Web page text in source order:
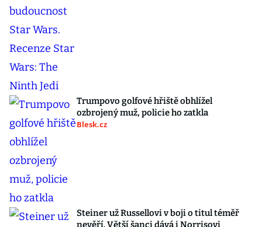
Trumpovo golfové hřiště obhlížel
ozbrojený muž, policie ho zatkla
Blesk.cz
Steiner už Russellovi v boji o titul téměř
nevěří. Větší šanci dává i Norrisovi